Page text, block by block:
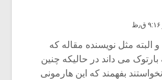
البته مثل نویسنده مقاله که
می داند در حالیکه چنین
بفهمند که این هارمونی